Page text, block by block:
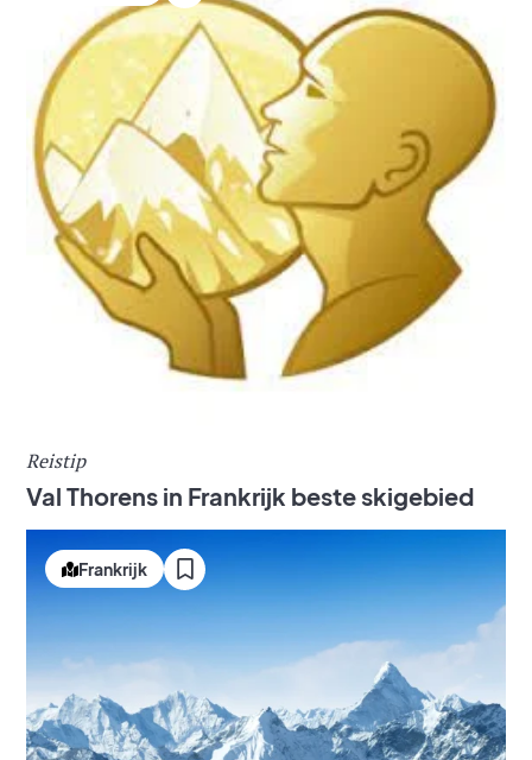
Reistip
Val Thorens in Frankrijk beste skigebied
Frankrijk